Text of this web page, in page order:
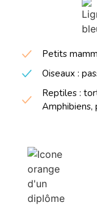
Petits
Oiseaux :
Reptiles :
Amphibiens,